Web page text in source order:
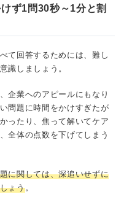
ず1問30秒～1分と割
て回答するためには、難し
識しましょう。
企業へのアピールにもなり
問題に時間をかけすぎたが
ったり、焦って解いてケア
全体の点数を下げてしまう
に関しては、深追いせずに
ょう。